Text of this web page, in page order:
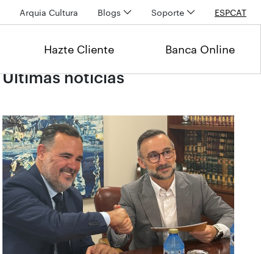
Arquia Cultura Blogs Soporte ESPCAT
Hazte Cliente Banca Online
Últimas noticias